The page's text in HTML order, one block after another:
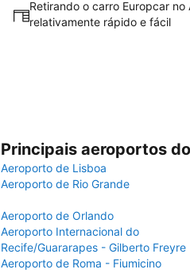
Retirando o carro Europcar
relativamente rápido e fácil
Principais aeroportos
Aeroporto de Lisboa
Aeroporto de Rio Grande
Aeroporto de Orlando
Aeroporto Internacional do
Recife/Guararapes - Gilberto Freyre
Aeroporto de Roma - Fiumicino